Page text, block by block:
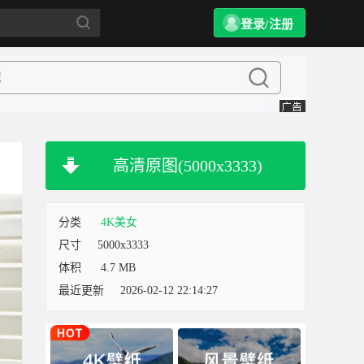
登录/注册
高清原图(5000x3333)
分类
4K美女
尺寸
5000x3333
体积
4.7 MB
最近更新
2026-02-12 22:14:27